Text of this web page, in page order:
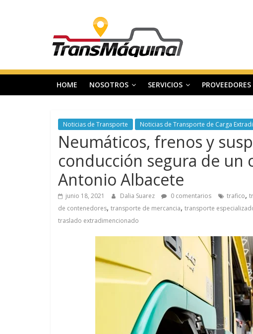
r
a
n
s
m
a
q
HOME NOSOTROS SERVICIOS PROVEEDORES
Noticias de Transporte Noticias de Transporte de Carga
Neumáticos, frenos y
conducción segura de un
Antonio Albacete
junio 18, 2021 Dalia Suarez 0 comentarios trafico,
de contenedores, transporte de mercancia, transporte
traslado extradimencionado